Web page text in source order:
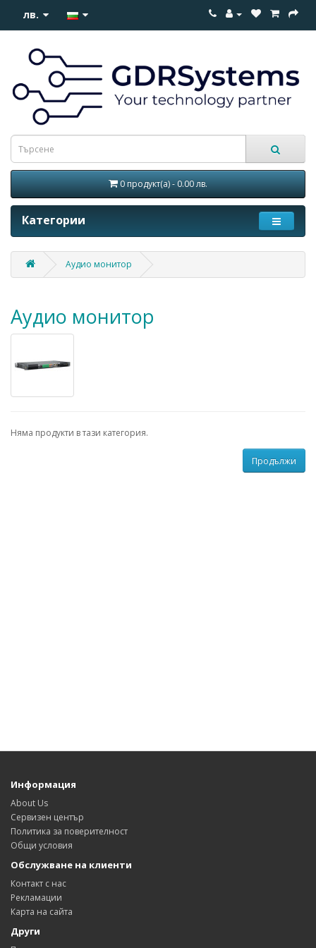
лв.
0 продукт(а) - 0.00 лв.
Категории
Аудио монитор
Аудио монитор
Няма продукти в тази категория.
Продължи
Информация
About Us
Сервизен център
Политика за поверителност
Общи условия
Обслужване на клиенти
Контакт с нас
Рекламации
Карта на сайта
Други